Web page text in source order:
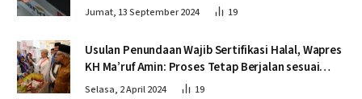
Jumat, 13 September 2024 19
Usulan Penundaan Wajib Sertifikasi Halal, Wapres
KH Ma’ruf Amin: Proses Tetap Berjalan sesuai
Penahapan
Selasa, 2 April 2024 19